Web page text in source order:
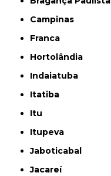
Campinas
Franca
Hortolândia
Indaiatuba
Itatiba
Itu
Itupeva
Jaboticabal
Jacareí